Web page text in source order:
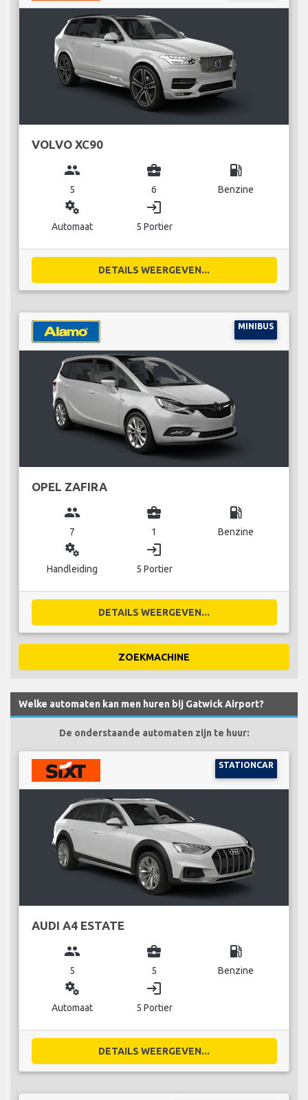
VOLVO XC90
group
5
business_center
6
local_gas_station
Benzine
miscellaneous_services
Automaat
login
5 Portier
DETAILS WEERGEVEN...
MINIBUS
OPEL ZAFIRA
group
7
business_center
1
local_gas_station
Benzine
miscellaneous_services
Handleiding
login
5 Portier
DETAILS WEERGEVEN...
ZOEKMACHINE
Welke automaten kan men huren bij Gatwick Airport?
De onderstaande automaten zijn te huur:
STATIONCAR
AUDI A4 ESTATE
group
5
business_center
5
local_gas_station
Benzine
miscellaneous_services
Automaat
login
5 Portier
DETAILS WEERGEVEN...